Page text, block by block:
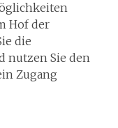
Hof der
die
nutzen Sie den
Zugang